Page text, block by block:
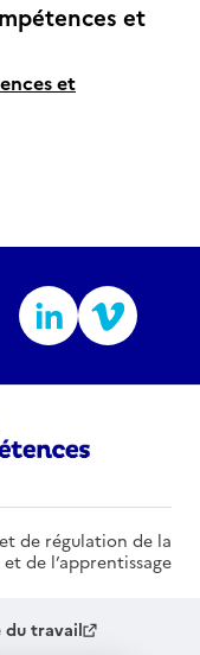
et
et
de régulation de la
de l’apprentissage
du travail